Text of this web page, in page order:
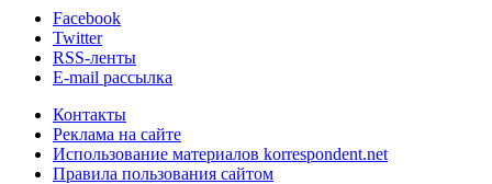
Facebook
Twitter
RSS-ленты
E-mail рассылка
Контакты
Реклама на сайте
Использование материалов korrespondent.net
Правила пользования сайтом